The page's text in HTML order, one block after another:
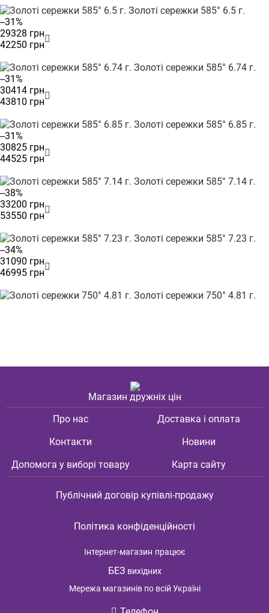
Золоті сережки 585° 6.5 г.
--31%
29328 грн
42250 грн
Золоті сережки 585° 6.74 г.
--31%
30414 грн
43810 грн
Золоті сережки 585° 6.85 г.
--31%
30825 грн
44525 грн
Золоті сережки 585° 7.14 г.
--38%
33200 грн
53550 грн
Золоті сережки 585° 7.23 г.
--34%
31090 грн
46995 грн
Золоті сережки 750° 4.81 г.
Магазин дружніх цін
Про нас
Доставка і оплата
Контакти
Новини
Допомога у виборі товару
Карта сайту
Публічний договір купівлі-продажу
Політика конфіденційності
Інтернет-магазин працює
БЕЗ вихідних
Мережа магазинів по всій Україні